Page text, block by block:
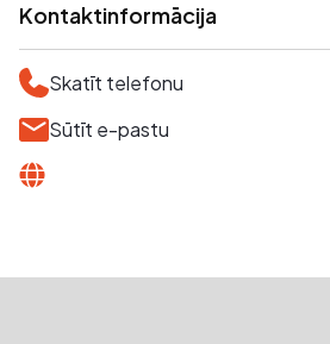
Kontaktinformācija
Skatīt telefonu
Sūtīt e-pastu